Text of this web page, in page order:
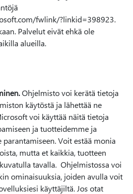
fwlink/?linkid=398923.
Palvelut eivät ehkä ole
alueilla.
Ohjelmisto voi kerätä tietoja
käytöstä ja lähettää ne
voi käyttää näitä tietoja
ja tuotteidemme ja
Voit estää monia
mutta et kaikkia, tuotteen
tavalla. Ohjelmistossa voi
ominaisuuksia, joiden avulla voit
käyttäjiltä. Jos otat